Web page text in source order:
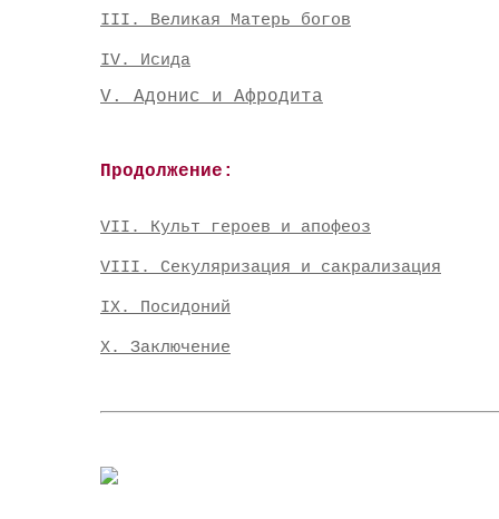
III. Великая Матерь богов
IV. Исида
V. Адонис и Афродита
Продолжение:
VII. Культ героев и апофеоз
VIII. Секуляризация и сакрализация
IX. Посидоний
Х. Заключение